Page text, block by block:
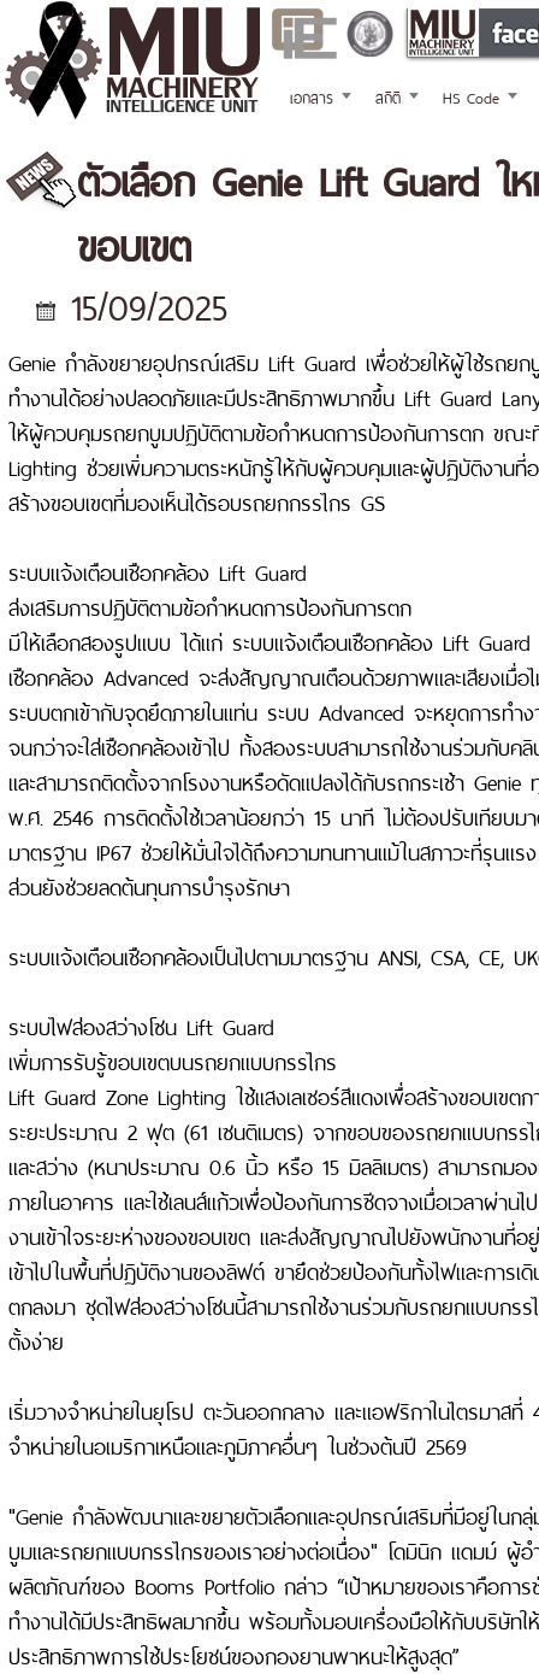
เอกสาร สถิติ HS Code
ตัวเลือก Genie Lift Guard ใ
ขอบเขต
15/09/2025
Genie กำลังขยายอุปกรณ์เสริม Lift Guard เพื่อช่วยให้ผู้ใช้รถยก
ทำงานได้อย่างปลอดภัยและมีประสิทธิภาพมากขึ้น Lift Guard
ให้ผู้ควบคุมรถยกบูมปฏิบัติตามข้อกำหนดการป้องกันการตก ขณ
Lighting ช่วยเพิ่มความตระหนักรู้ให้กับผู้ควบคุมและผู้ปฏิบัติงานที่
สร้างขอบเขตที่มองเห็นได้รอบรถยกกรรไกร GS
ระบบแจ้งเตือนเชือกคล้อง Lift Guard
ส่งเสริมการปฏิบัติตามข้อกำหนดการป้องกันการตก
มีให้เลือกสองรูปแบบ ได้แก่ ระบบแจ้งเตือนเชือกคล้อง Lift
เชือกคล้อง Advanced จะส่งสัญญาณเตือนด้วยภาพและเสียงเมื่อ
ระบบตกเข้ากับจุดยึดภายในแท่น ระบบ Advanced จะหยุดการทำ
จนกว่าจะใส่เชือกคล้องเข้าไป ทั้งสองระบบสามารถใช้งานร่วมกับค
และสามารถติดตั้งจากโรงงานหรือดัดแปลงได้กับรถกระเช้า
พ.ศ. 2546 การติดตั้งใช้เวลาน้อยกว่า 15 นาที ไม่ต้องปรับเทียบม
มาตรฐาน IP67 ช่วยให้มั่นใจได้ถึงความทนทานแม้ในสภาวะที่รุนแ
ส่วนยังช่วยลดต้นทุนการบำรุงรักษา
ระบบแจ้งเตือนเชือกคล้องเป็นไปตามมาตรฐาน ANSI, CSA, CE,
ระบบไฟส่องสว่างโซน Lift Guard
เพิ่มการรับรู้ขอบเขตบนรถยกแบบกรรไกร
Lift Guard Zone Lighting ใช้แสงเลเซอร์สีแดงเพื่อสร้างขอบเขต
ระยะประมาณ 2 ฟุต (61 เซนติเมตร) จากขอบของรถยกแบบกรร
และสว่าง (หนาประมาณ 0.6 นิ้ว หรือ 15 มิลลิเมตร) สามารถมอ
ภายในอาคาร และใช้เลนส์แก้วเพื่อป้องกันการซีดจางเมื่อเวลาผ่า
งานเข้าใจระยะห่างของขอบเขต และส่งสัญญาณไปยังพนักงานที่อ
เข้าไปในพื้นที่ปฏิบัติงานของลิฟต์ ขายึดช่วยป้องกันทั้งไฟและการเ
ตกลงมา ชุดไฟส่องสว่างโซนนี้สามารถใช้งานร่วมกับรถยกแบบกร
ตั้งง่าย
เริ่มวางจำหน่ายในยุโรป ตะวันออกกลาง และแอฟริกาในไตรมาส
จำหน่ายในอเมริกาเหนือและภูมิภาคอื่นๆ ในช่วงต้นปี 2569
"Genie กำลังพัฒนาและขยายตัวเลือกและอุปกรณ์เสริมที่มีอยู่ใน
บูมและรถยกแบบกรรไกรของเราอย่างต่อเนื่อง" โดมินิก แดมม์ ผู้
ผลิตภัณฑ์ของ Booms Portfolio กล่าว “เป้าหมายของเราคือการ
ทำงานได้มีประสิทธิผลมากขึ้น พร้อมทั้งมอบเครื่องมือให้กับบริษัทใ
ประสิทธิภาพการใช้ประโยชน์ของกองยานพาหนะให้สูงสุด”